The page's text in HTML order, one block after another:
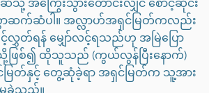
စွာဆက်ဆံပါ။ အလ္လာဟ်အရှင်မြတ်ကလည်း
တ်ရန် မျှော်လင့်ရသည်ဟု အမြဲပြော
ြစ်၍ ထိုသူသည် (ကွယ်လွန်ပြီးနောက်)
ြတ်နှင့် တွေ့ဆုံခဲ့ရာ အရှင်မြတ်က သူ့အား